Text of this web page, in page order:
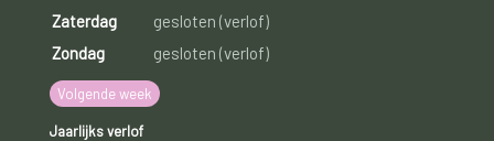
Zaterdag
gesloten (verlof)
Zondag
gesloten (verlof)
Volgende week
Jaarlijks verlof